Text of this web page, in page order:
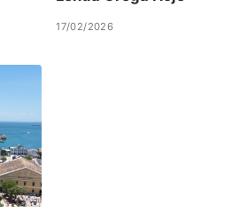
17/02/2026